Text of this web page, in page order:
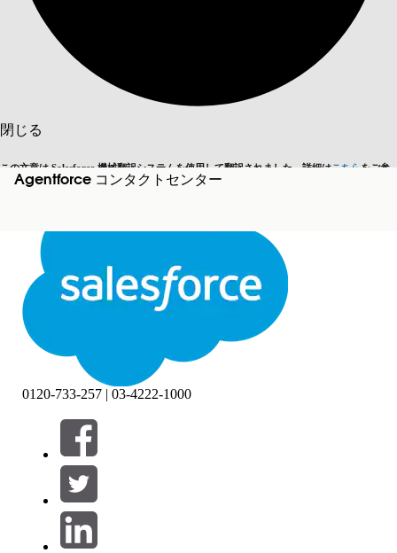
閉じる
この文章は Salesforce 機械翻訳システムを使用して翻訳されました。詳細はこちら をご参
照ください。
英語に切り替える 今はしません
閉じる 閉じる
Agentforce コンタクトセンター
絞り込み条件 (0)
絞り込み条件を選択
製品エリア
0120-733-257 | 03-4222-1000